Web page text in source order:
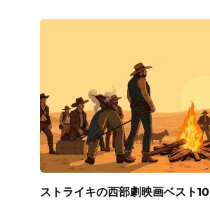
ストライキの西部劇映画ベスト10